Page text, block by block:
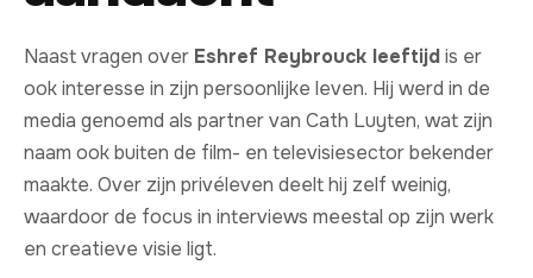
Naast vragen over Eshref Reybrouck leeftijdis er
ook interesse in zijn persoonlijke leven. Hij werd in de
media genoemd als partner van Cath Luyten, wat zijn
naam ook buiten de film- en televisiesector bekender
maakte. Over zijn privéleven deelt hij zelf weinig,
waardoor de focus in interviews meestal op zijn werk
en creatieve visie ligt.